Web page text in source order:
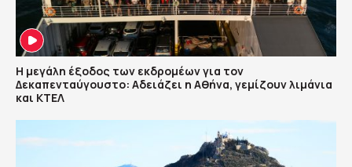
Η μεγάλη έξοδος των εκδρομέων για τον
Δεκαπενταύγουστο: Αδειάζει η Αθήνα, γεμίζουν λιμάνια
και ΚΤΕΛ